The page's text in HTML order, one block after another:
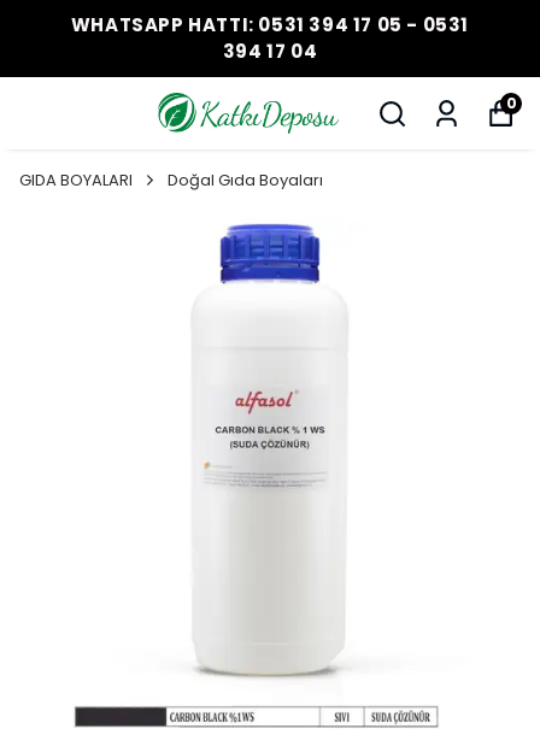
WHATSAPP HATTI: 0531 394 17 05 - 0531
394 17 04
0
GIDA BOYALARI Doğal Gıda Boyaları